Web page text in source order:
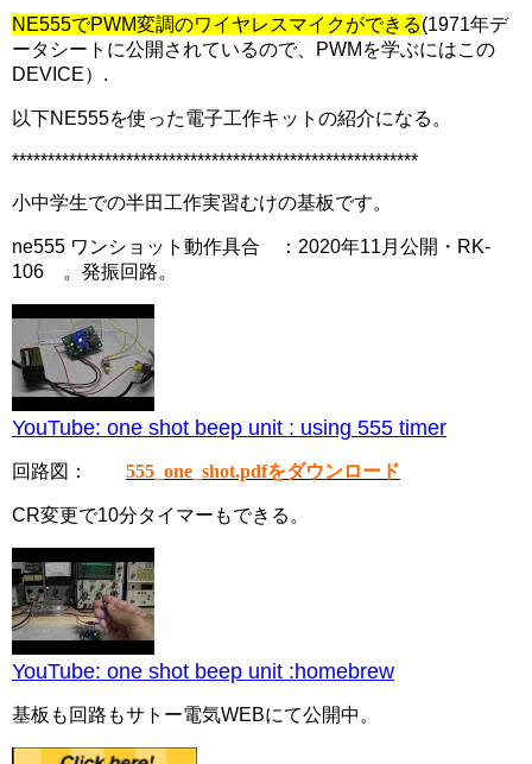
NE555でPWM変調のワイヤレスマイクができる(1971年デ
ータシートに公開されているので、PWMを学ぶにはこの
DEVICE）.
以下NE555を使った電子工作キットの紹介になる。
*********************************************************
小中学生での半田工作実習むけの基板です。
ne555 ワンショット動作具合 ：2020年11月公開・RK-
106 。発振回路。
YouTube: one shot beep unit : using 555 timer
回路図： 555_one_shot.pdfをダウンロード
CR変更で10分タイマーもできる。
YouTube: one shot beep unit :homebrew
基板も回路もサトー電気WEBにて公開中。